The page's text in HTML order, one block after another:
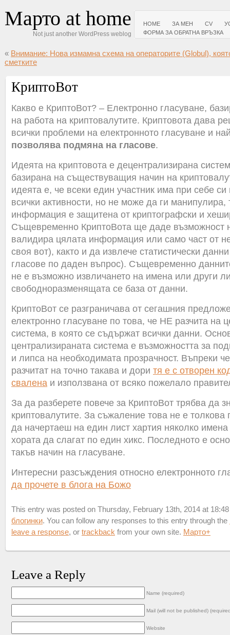
Марто at home
Not just another WordPress weblog
HOME ЗА МЕН CV
ФОРМА ЗА ОБРАТНА ВРЪЗКА
« Внимание: Нова измамна схема на операторите (Globul),
сметките
КриптоВот
Какво е КриптоВот? – Електронно гласуване,
на работа на криптовалутите. Криптовота дава
всички проблеми на електронното гласуване и
позволява подмяна на гласове.
Идеята на криптовота е децентрализирана
базирана на съществуващия начин на
идеята е, че всеки един участник има при себе
всички активности, но не може да ги манипулира,
информация е защитена от криптографски и
Същевременно КриптоВота ще даде възможност
валидира цялата информация или само част от
своя вот), както и да извлече статистически
гласове по даден въпрос). Същевременно
не е възможно извличането на имена или други
свободноразменящата се база от данни.
КриптоВот се разграничава от сегашния
електронно гласуване по това, че НЕ разчита на
система, в която се съдържат всички данни.
централизираната система е възможността за
и липса на необходимата прозрачност. Въпреки
разчитат на точно такава и дори тя е с отворен
свалена и използвана от всяко пожелало
За да разберете повече за КриптоВот трябва да
криптовалутите. За съжаление това не е толкова
да начертаеш на един лист хартия няколко
хората да слагат по един хикс. Последното е
такъв начин на гласуване.
Интересни разсъждения относно електронното
да прочете в блога на Божо
This entry was posted on Thursday, February 13th, 2014 at
блогинки. You can follow any responses to this entry through the
leave a response, or trackback from your own site. Марто+
Leave a Reply
Name (required)
Mail (will not be published)
Website